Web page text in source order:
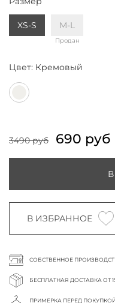
XS-S M-L
Продан
Цвет: Кремовый
3490 руб 690 руб
В ИЗБРАННОЕ
СОБСТВЕННОЕ
БЕСПЛАТНАЯ ДОСТАВКА ОТ
ПРИМЕРКА ПЕРЕД